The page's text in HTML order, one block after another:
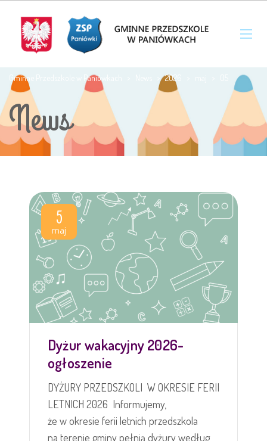
Gminne Przedszkole w Paniówkach > 2026
News
5
maj
Dyżur wakacyjny 2026-
ogłoszenie
DYŻURY PRZEDSZKOLI W OKRESIE FERII
LETNICH 2026 Informujemy,
że w okresie ferii letnich przedszkola
na terenie gminy pełnią dyżury według